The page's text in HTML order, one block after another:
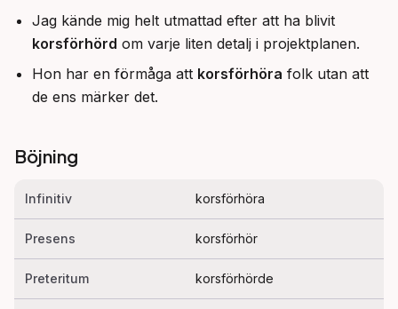
Jag kände mig helt utmattad efter att ha blivit
korsförhörd om varje liten detalj i projektplanen.
Hon har en förmåga att korsförhöra folk utan att
de ens märker det.
Böjning
Infinitiv korsförhöra
Presens korsförhör
Preteritum korsförhörde